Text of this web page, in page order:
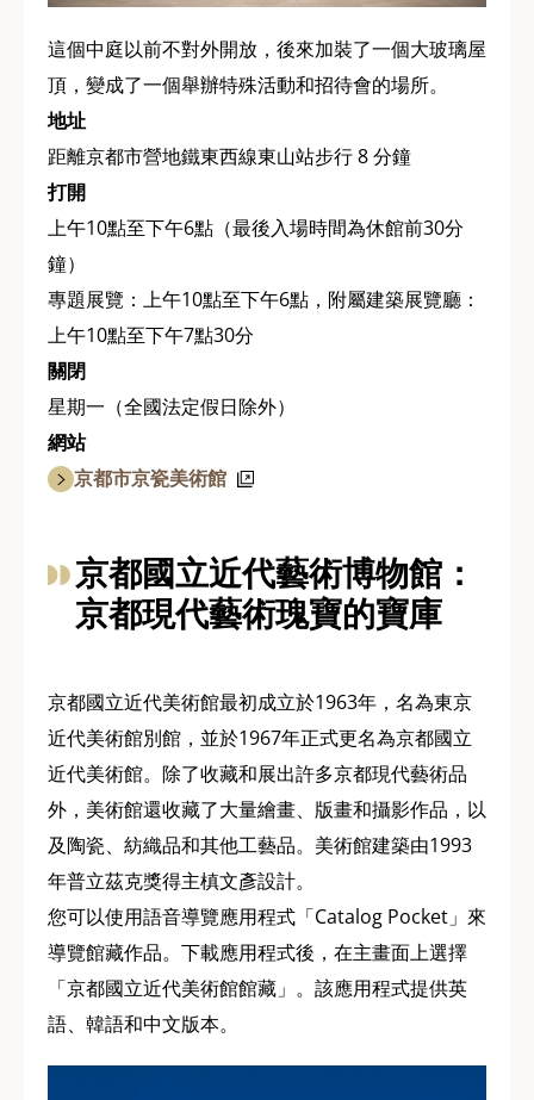
這個中庭以前不對外開放，後來加裝了一個大玻璃屋
頂，變成了一個舉辦特殊活動和招待會的場所。
地址
距離京都市營地鐵東西線東山站步行 8 分鐘
打開
上午10點至下午6點（最後入場時間為休館前30分
鐘）
專題展覽：上午10點至下午6點，附屬建築展覽廳：
上午10點至下午7點30分
關閉
星期一（全國法定假日除外）
網站
京都市京瓷美術館
京都國立近代藝術博物館：
京都現代藝術瑰寶的寶庫
京都國立近代美術館最初成立於1963年，名為東京
近代美術館別館，並於1967年正式更名為京都國立
近代美術館。除了收藏和展出許多京都現代藝術品
外，美術館還收藏了大量繪畫、版畫和攝影作品，以
及陶瓷、紡織品和其他工藝品。美術館建築由1993
年普立茲克獎得主槙文彥設計。
您可以使用語音導覽應用程式「Catalog Pocket」來
導覽館藏作品。下載應用程式後，在主畫面上選擇
「京都國立近代美術館館藏」。該應用程式提供英
語、韓語和中文版本。